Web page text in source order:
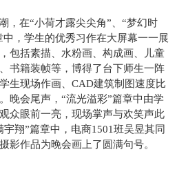
，在“小荷才露尖尖角” 、“梦幻时
中，学生的优秀习作在大屏幕一一展
包括素描、水粉画、构成画、儿童
书籍装帧等，博得了台下师生一阵
生现场作画、 CAD建筑制图速度比
晚会尾声， “流光溢彩”篇章中由学
众眼前一亮，现场掌声与欢笑声此
宇翔”篇章中，电商1501班吴昱其同
影作品为晚会画上了圆满句号。